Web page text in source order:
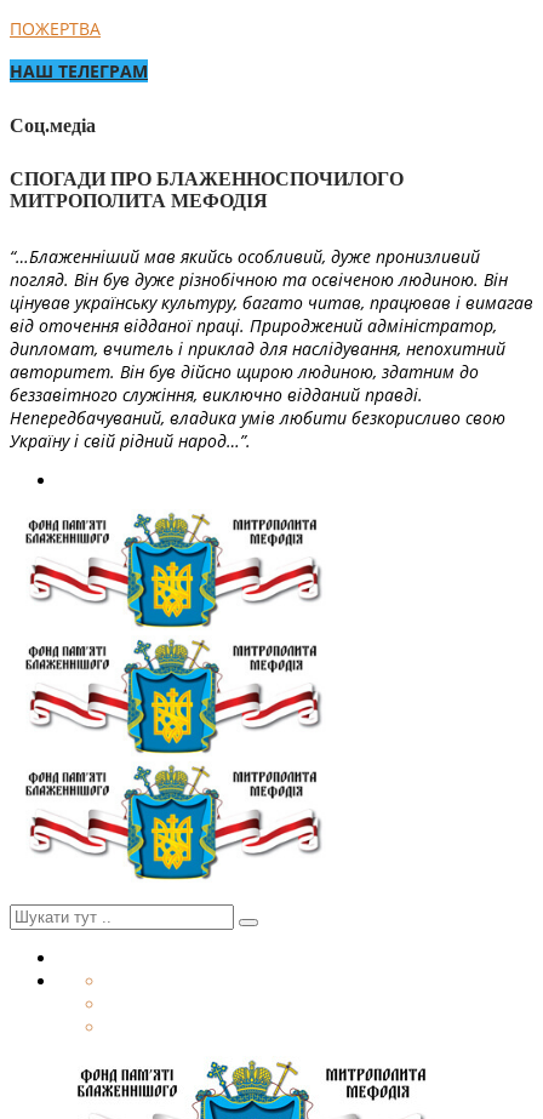
ПОЖЕРТВА
НАШ ТЕЛЕГРАМ
Соц.медіа
СПОГАДИ ПРО БЛАЖЕННОСПОЧИЛОГО
МИТРОПОЛИТА МЕФОДІЯ
“…Блаженніший мав якийсь особливий, дуже пронизливий
погляд. Він був дуже різнобічною та освіченою людиною. Він
цінував українську культуру, багато читав, працював і вимагав
від оточення відданої праці. Природжений адміністратор,
дипломат, вчитель і приклад для наслідування, непохитний
авторитет. Він був дійсно щирою людиною, здатним до
беззавітного служіння, виключно відданий правді.
Непередбачуваний, владика умів любити безкорисливо свою
Україну і свій рідний народ…”.